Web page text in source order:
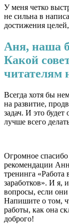
У меня четко
не сильна в
достижения
Аня, наша
Какой
читателям
Всегда хотя бы
на развитие,
задач. И это
лучше всего
Огромное
рекомендации
тренинга «Работа
заработков». И я,
вопросы, если они
Напишите о том,
работы, как она
доброго!